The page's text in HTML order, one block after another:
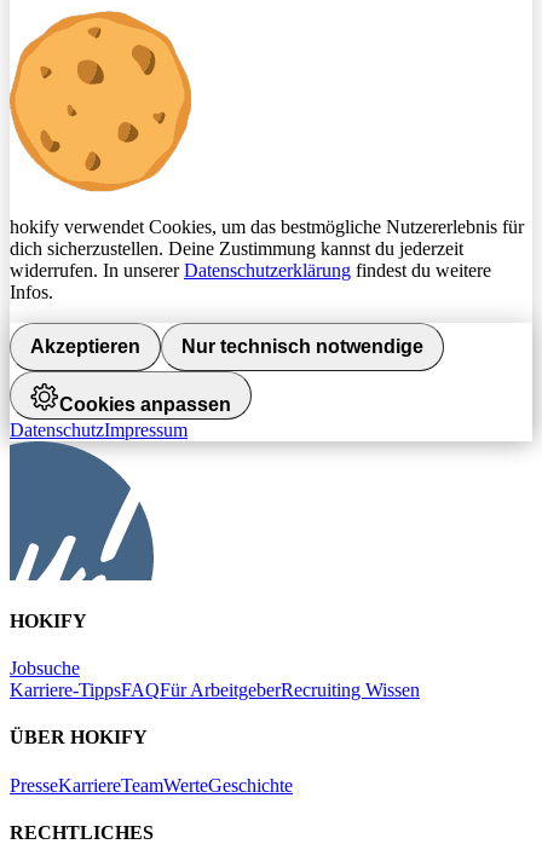
hokify verwendet Cookies, um das bestmögliche Nutzererlebnis für
dich sicherzustellen. Deine Zustimmung kannst du jederzeit
widerrufen. In unsererDatenschutzerklärung findest du weitere
Infos.
Akzeptieren Nur technisch notwendige
Cookies anpassen
DatenschutzImpressum
HOKIFY
Jobsuche
Karriere-TippsFAQFür ArbeitgeberRecruiting Wissen
ÜBER HOKIFY
PresseKarriereTeamWerteGeschichte
RECHTLICHES